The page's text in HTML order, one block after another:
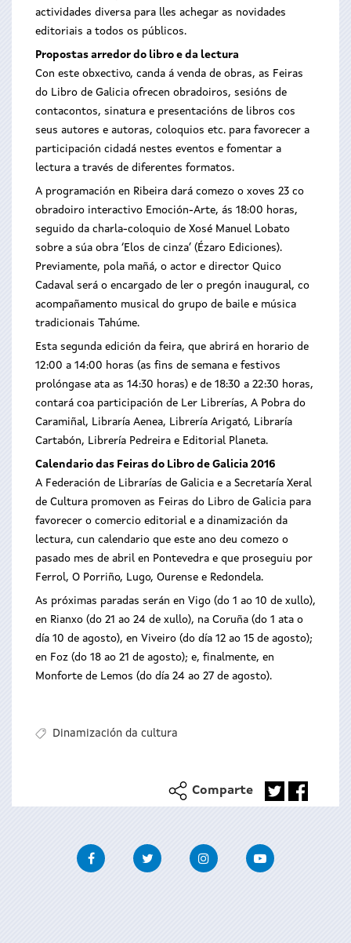
actividades diversa para lles achegar as novidades
editoriais a todos os públicos.
Propostas arredor do libro e da lectura
Con este obxectivo, canda á venda de obras, as Feiras
do Libro de Galicia ofrecen obradoiros, sesións de
contacontos, sinatura e presentacións de libros cos
seus autores e autoras, coloquios etc. para favorecer a
participación cidadá nestes eventos e fomentar a
lectura a través de diferentes formatos.
A programación en Ribeira dará comezo o xoves 23 co
obradoiro interactivo Emoción-Arte, ás 18:00 horas,
seguido da charla-coloquio de Xosé Manuel Lobato
sobre a súa obra ‘Elos de cinza’ (Ézaro Ediciones).
Previamente, pola mañá, o actor e director Quico
Cadaval será o encargado de ler o pregón inaugural, co
acompañamento musical do grupo de baile e música
tradicionais Tahúme.
Esta segunda edición da feira, que abrirá en horario de
12:00 a 14:00 horas (as fins de semana e festivos
prolóngase ata as 14:30 horas) e de 18:30 a 22:30 horas,
contará coa participación de Ler Librerías, A Pobra do
Caramiñal, Libraría Aenea, Librería Arigató, Libraría
Cartabón, Librería Pedreira e Editorial Planeta.
Calendario das Feiras do Libro de Galicia 2016
A Federación de Librarías de Galicia e a Secretaría Xeral
de Cultura promoven as Feiras do Libro de Galicia para
favorecer o comercio editorial e a dinamización da
lectura, cun calendario que este ano deu comezo o
pasado mes de abril en Pontevedra e que proseguiu por
Ferrol, O Porriño, Lugo, Ourense e Redondela.
As próximas paradas serán en Vigo (do 1 ao 10 de xullo),
en Rianxo (do 21 ao 24 de xullo), na Coruña (do 1 ata o
día 10 de agosto), en Viveiro (do día 12 ao 15 de agosto);
en Foz (do 18 ao 21 de agosto); e, finalmente, en
Monforte de Lemos (do día 24 ao 27 de agosto).
Dinamización da cultura
Comparte
FacebookTwitter InstagramYoutube